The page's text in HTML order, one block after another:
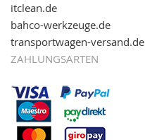
itclean.de
bahco-werkzeuge.de
transportwagen-versand.de
ZAHLUNGSARTEN